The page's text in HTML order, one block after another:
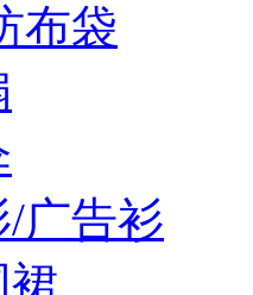
布袋
广告衫
裙